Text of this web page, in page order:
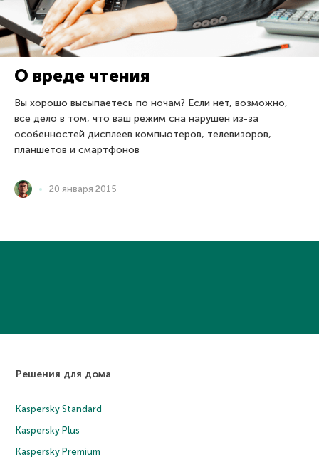
О вреде чтения
Вы хорошо высыпаетесь по ночам? Если нет, возможно,
все дело в том, что ваш режим сна нарушен из-за
особенностей дисплеев компьютеров, телевизоров,
планшетов и смартфонов
20 января 2015
Решения для дома
Kaspersky Standard
Kaspersky Plus
Kaspersky Premium